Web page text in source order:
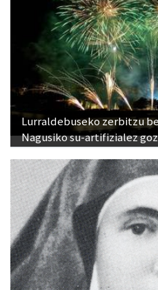
Lurraldebuseko zerbitzu
Nagusiko su-artifizialez